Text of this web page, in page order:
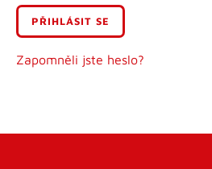
Zapomněli jste heslo?
Uživatelské jméno